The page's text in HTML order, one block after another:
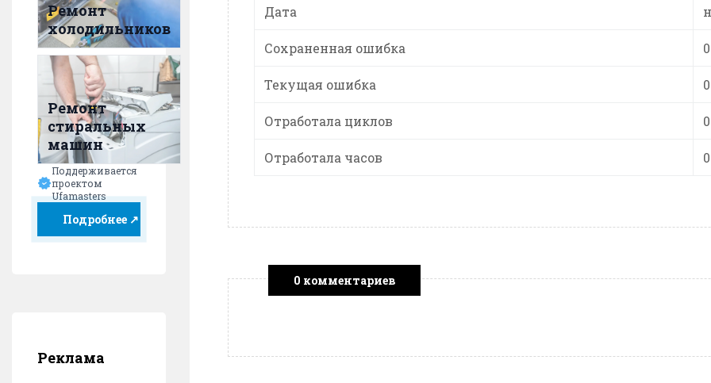
Ремонт
холодильников
Ремонт
стиральных
машин
Поддерживается
проектом
Ufamasters
Подробнее ↗
Реклама
Дата
Сохраненная ошибка
Текущая ошибка
Отработала циклов 0
Отработала часов 0
0 комментариев